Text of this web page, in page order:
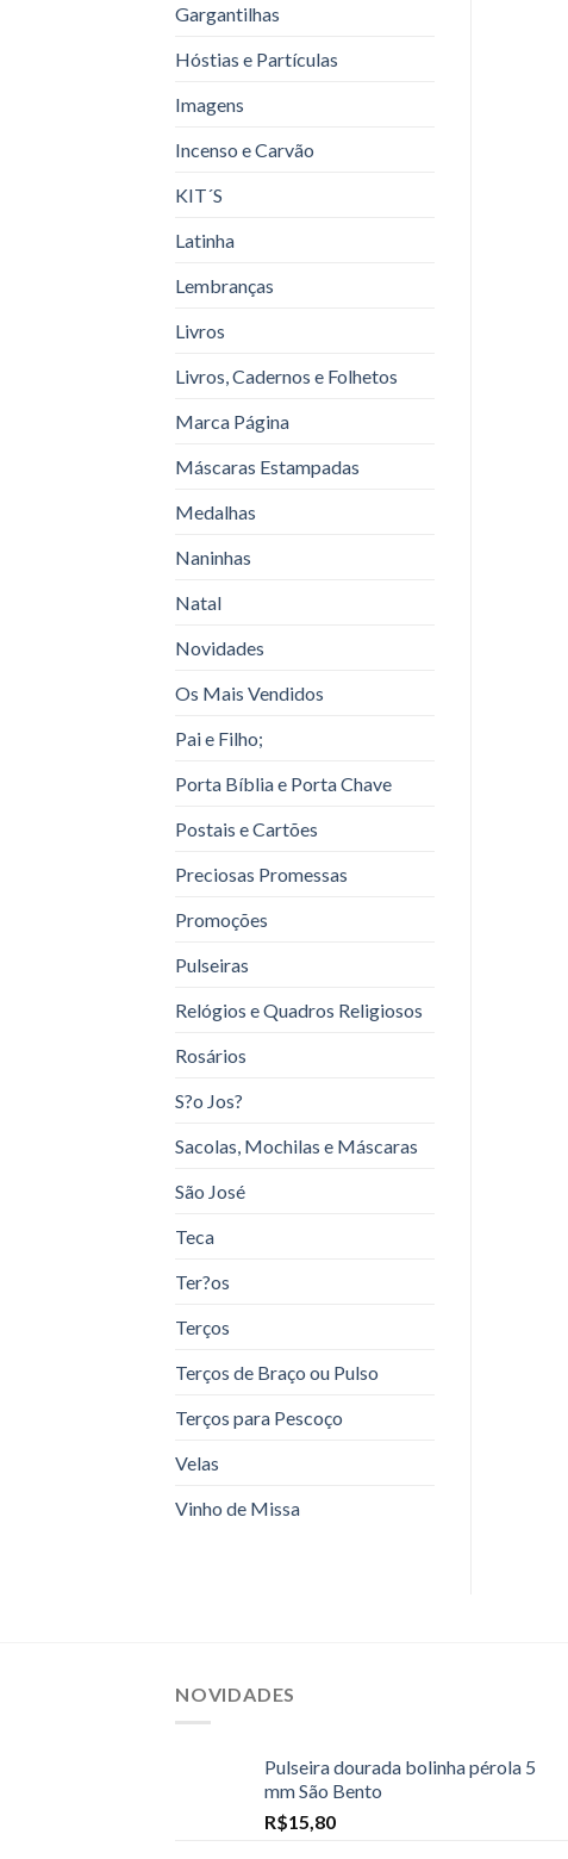
Gargantilhas
Hóstias e Partículas
Imagens
Incenso e Carvão
KIT´S
Latinha
Lembranças
Livros
Livros, Cadernos e Folhetos
Marca Página
Máscaras Estampadas
Medalhas
Naninhas
Natal
Novidades
Os Mais Vendidos
Pai e Filho;
Porta Bíblia e Porta Chave
Postais e Cartões
Preciosas Promessas
Promoções
Pulseiras
Relógios e Quadros Religiosos
Rosários
S?o Jos?
Sacolas, Mochilas e Máscaras
São José
Teca
Ter?os
Terços
Terços de Braço ou Pulso
Terços para Pescoço
Velas
Vinho de Missa
NOVIDADES
Pulseira dourada bolinha pérola 5
mm São Bento
R$15,80